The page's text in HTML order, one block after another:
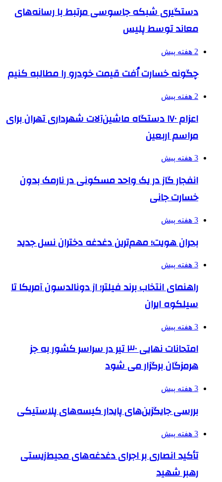
دستگیری شبکه جاسوسی مرتبط با رسانه‌های
معاند توسط پلیس
2 هفته پیش
چگونه خسارت اُفت قیمت خودرو را مطالبه کنیم
2 هفته پیش
اعزام ۱۷۰ دستگاه ماشین‌آلات شهرداری تهران برای
مراسم اربعین
3 هفته پیش
انفجار گاز در یک واحد مسکونی در نارمک بدون
خسارت جانی
3 هفته پیش
بحران هویت؛ مهم‌ترین دغدغه دختران نسل جدید
3 هفته پیش
راهنمای انتخاب برند فیلتر؛ از دونالدسون آمریکا تا
سیلکوه ایران
3 هفته پیش
امتحانات نهایی ۳۰ تیر در سراسر کشور به جز
هرمزگان برگزار می شود
3 هفته پیش
بررسی جایگزین‌های پایدار کیسه‌های پلاستیکی
3 هفته پیش
تأکید انصاری بر اجرای دغدغه‌های محیط‌زیستی
رهبر شهید